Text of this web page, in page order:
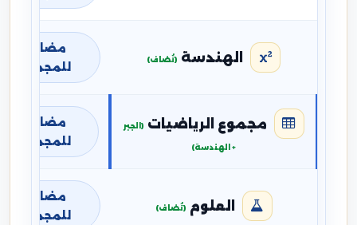
الهندسة (تُضاف)
مضافة
للمجموع
مجموع الرياضيات (الجبر
+ الهندسة)
مضافة
للمجموع
العلوم (تُضاف)
مضافة
للمجموع